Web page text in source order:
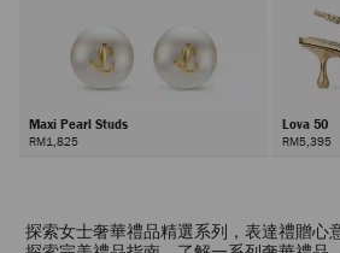
Maxi Pearl Studs
RM1,825
Lova 50
RM5,395
頁
探索女士奢華禮品精選系列，表達禮贈心